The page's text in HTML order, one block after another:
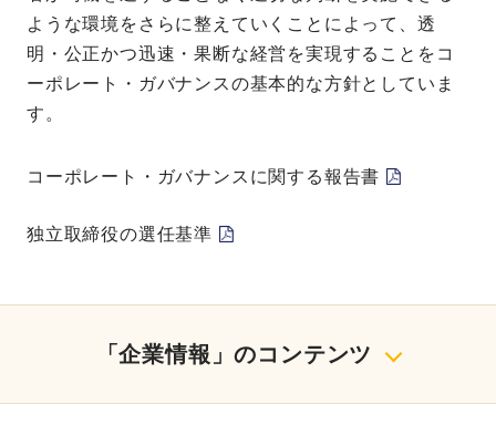
ような環境をさらに整えていくことによって、透
明・公正かつ迅速・果断な経営を実現することをコ
ーポレート・ガバナンスの基本的な方針としていま
す。
コーポレート・ガバナンスに関する報告書
独立取締役の選任基準
「企業情報」のコンテンツ